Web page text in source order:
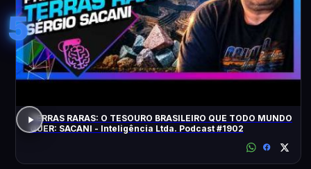
5
TERRAS RARAS: O TESOURO BRASILEIRO QUE TODO MUNDO
QUER: SACANI - Inteligência Ltda. Podcast #1902